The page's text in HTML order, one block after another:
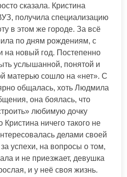
сказала. Кристина
получила специализацию
в этом же городе. За всё
по дням рождениям, с
на новый год. Постепенно
услышанной, понятой и
матерью сошло на «нет». С
общалась, хоть Людмила
она боялась, что
любимую дочку
ничего такого не
делами своей
успехи, на вопросы о том,
и не приезжает, девушка
и у неё своя жизнь.